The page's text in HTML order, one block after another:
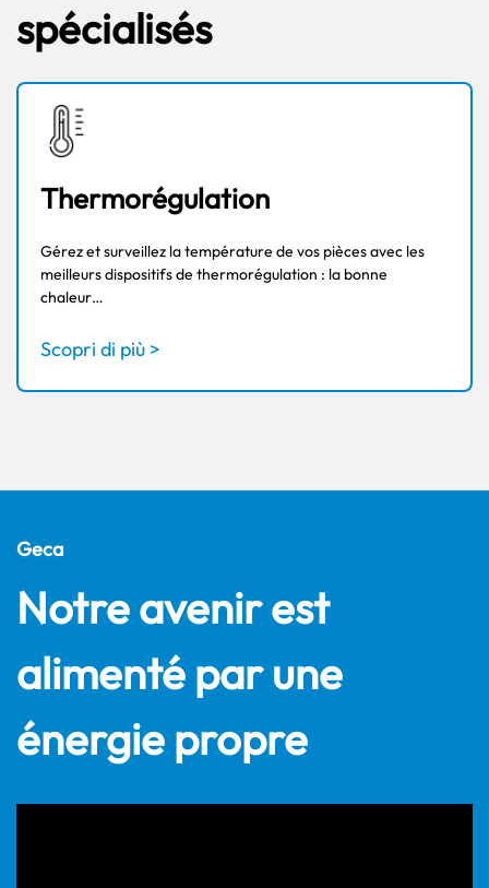
spécialisés
Thermorégulation
Gérez et surveillez la température de vos pièces avec les
meilleurs dispositifs de thermorégulation : la bonne
chaleur…
Scopri di più >
Geca
Notre avenir est
alimenté par une
énergie propre